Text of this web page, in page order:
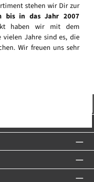
stehen wir Dir zur
bis in das Jahr 2007
haben wir mit dem
vielen Jahre sind es, die
Wir freuen uns sehr